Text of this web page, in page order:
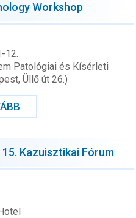
Workshop
12.
Patológiai és Kísérleti
Üllő út 26.)
Kazuisztikai Fórum